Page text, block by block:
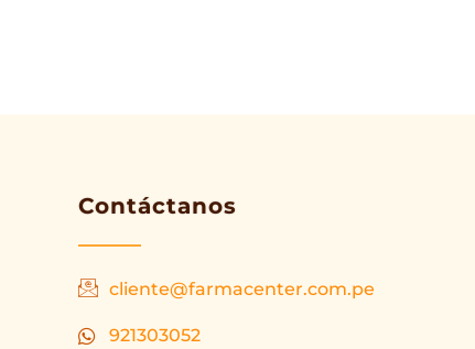
Contáctanos
cliente@farmacenter.com.pe
921303052